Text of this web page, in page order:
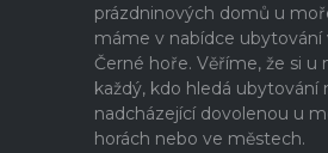
prázdninových domů u
máme v nabídce ubytování
Černé hoře. Věříme, že si u
každý, kdo hledá ubytování
nadcházející dovolenou u
horách nebo ve městech.